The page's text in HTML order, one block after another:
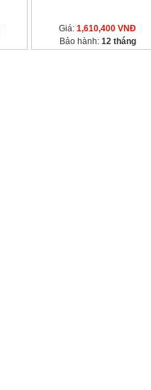
Giá: 1,610,400 VNĐ
Bảo hành: 12 tháng